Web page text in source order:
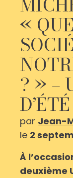
«
? » –
par Jean-
le 2
À
deuxième